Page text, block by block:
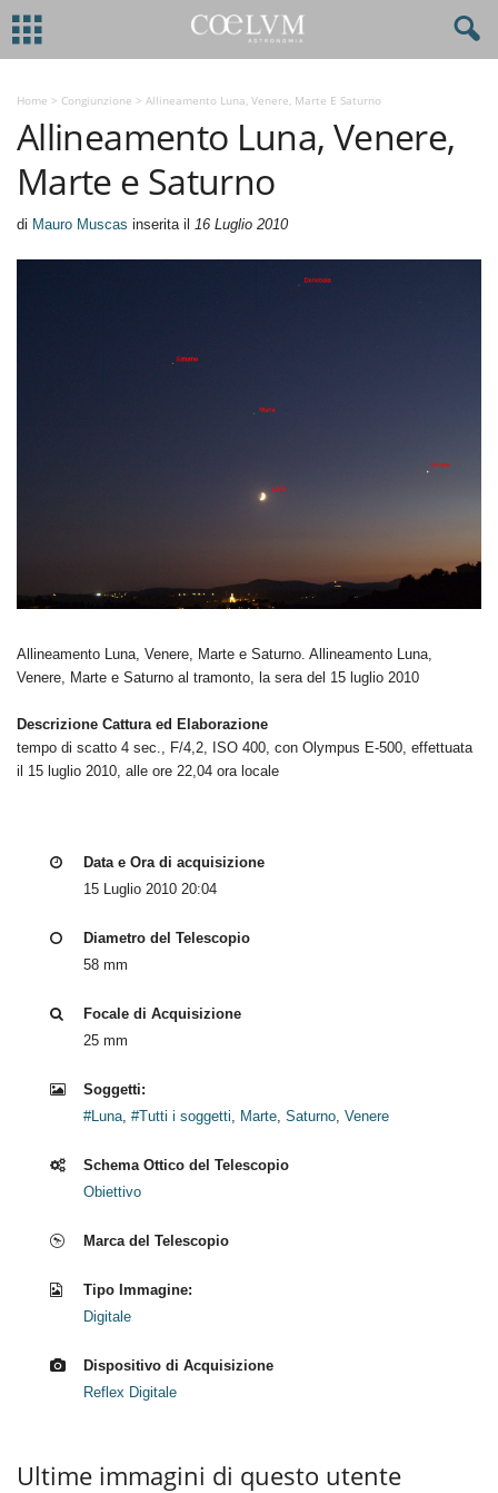
Home > Congiunzione > Allineamento Luna, Venere, Marte E Saturno
Allineamento Luna, Venere,
Marte e Saturno
di Mauro Muscas inserita il 16 Luglio 2010
Allineamento Luna, Venere, Marte e Saturno. Allineamento Luna,
Venere, Marte e Saturno al tramonto, la sera del 15 luglio 2010
Descrizione Cattura ed Elaborazione
tempo di scatto 4 sec., F/4,2, ISO 400, con Olympus E-500, effettuata
il 15 luglio 2010, alle ore 22,04 ora locale
Data e Ora di acquisizione
15 Luglio 2010 20:04
Diametro del Telescopio
58 mm
Focale di Acquisizione
25 mm
Soggetti:
#Luna #Tutti i soggetti Marte Saturno Venere
Schema Ottico del Telescopio
Obiettivo
Marca del Telescopio
Tipo Immagine:
Digitale
Dispositivo di Acquisizione
Reflex Digitale
Ultime immagini di questo utente